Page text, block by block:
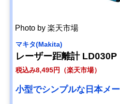
Photo by 楽天市場
マキタ(Makita)
レーザー距離計 LD030P
税込み8,495円（楽天市場）
小型でシンプルな日本メ